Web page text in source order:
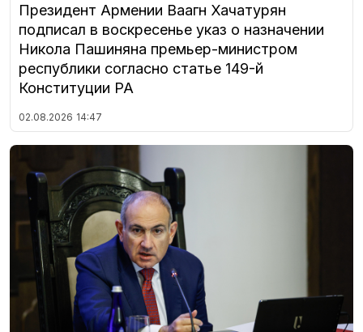
Президент Армении Ваагн Хачатурян
подписал в воскресенье указ о назначении
Никола Пашиняна премьер-министром
республики согласно статье 149-й
Конституции РА
02.08.2026 14:47